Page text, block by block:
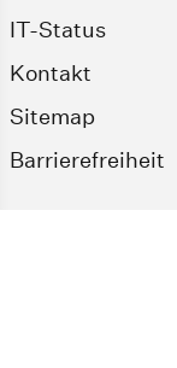
IT-Status
Kontakt
Sitemap
Barrierefreiheit